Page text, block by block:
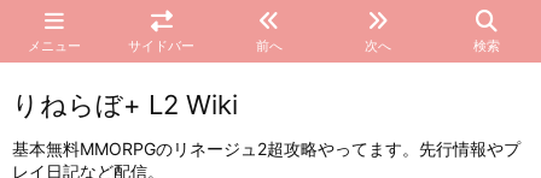
メニュー サイドバー 前へ 次へ 検索
りねらぼ+ L2 Wiki
基本無料MMORPGのリネージュ2超攻略やってます。先行情報やプ
レイ日記など配信。